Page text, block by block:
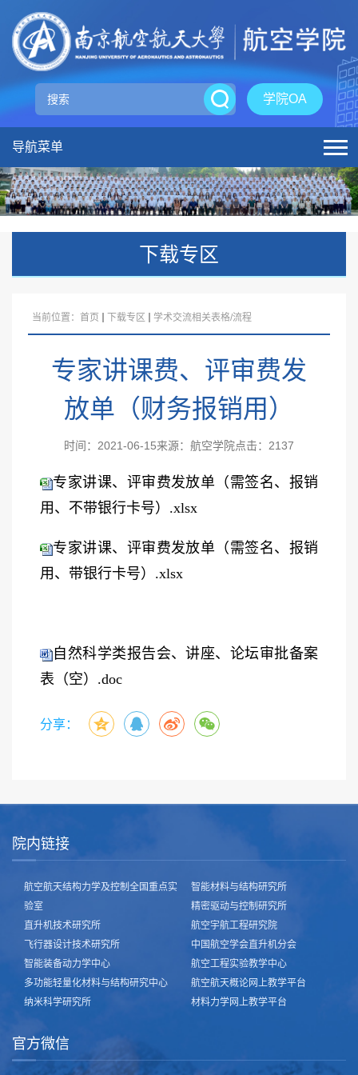
学院OA
导航菜单
下载专区
当前位置： 首页 下载专区 学术交流相关表格/流程
专家讲课费、评审费发
放单（财务报销用）
时间：2021-06-15来源：航空学院点击： 2137
专家讲课、评审费发放单（需签名、报销
用、不带银行卡号）.xlsx
专家讲课、评审费发放单（需签名、报销
用、带银行卡号）.xlsx
自然科学类报告会、讲座、论坛审批备案
表（空）.doc
分享：
院内链接
航空航天结构力学及控制全国重点实
验室
直升机技术研究所
飞行器设计技术研究所
智能装备动力学中心
多功能轻量化材料与结构研究中心
纳米科学研究所
智能材料与结构研究所
精密驱动与控制研究所
航空宇航工程研究院
中国航空学会直升机分会
航空工程实验教学中心
航空航天概论网上教学平台
材料力学网上教学平台
官方微信